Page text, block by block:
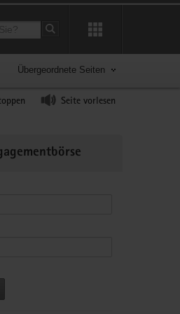
Suchbegriff
Suche starten
Übergeordnete Seiten
Seite vorlesen